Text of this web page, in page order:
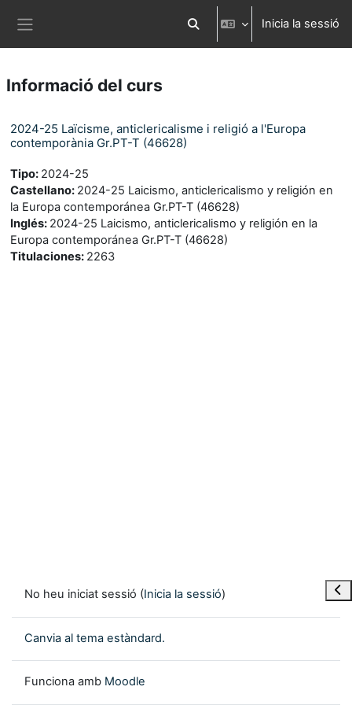
Commuta l'entrada de la cerca
Inicia la sessió
Informació del curs
2024-25 Laïcisme, anticlericalisme i religió a l'Europa
contemporània Gr.PT-T (46628)
Tipo: 2024-25
Castellano: 2024-25 Laicismo, anticlericalismo y religión en
la Europa contemporánea Gr.PT-T (46628)
Inglés: 2024-25 Laicismo, anticlericalismo y religión en la
Europa contemporánea Gr.PT-T (46628)
Titulaciones: 2263
No heu iniciat sessió (Inicia la sessió)
Canvia al tema estàndard.
Funciona amb Moodle